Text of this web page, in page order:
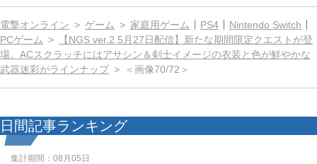
電撃オンライン ゲーム 家庭用ゲーム PS4
Nintendo Switch
PCゲーム
【NGS ver.2 5月27日配信】新たな期間限定クエストが登
場。ACスクラッチにはアサシン＆剣士イメージの衣装と色が鮮やかな
武器迷彩がラインナップ
＜画像70/72＞
日間記事ランキング
集計期間： 08月05日